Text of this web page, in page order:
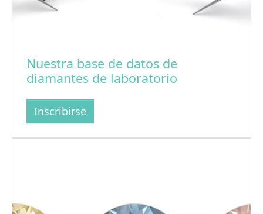
Nuestra base de datos de
diamantes de laboratorio
Inscribirse